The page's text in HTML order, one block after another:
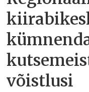
võistlusi